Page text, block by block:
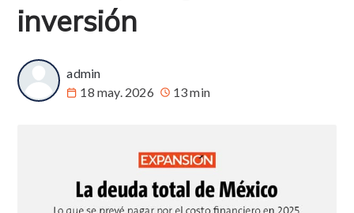
inversión
admin
18 may. 2026
13 min